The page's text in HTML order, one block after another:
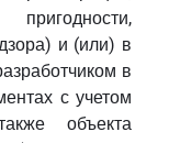
и (или) в
в
с учетом
объекта